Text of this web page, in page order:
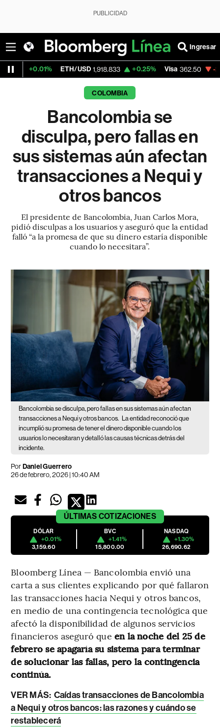
PUBLICIDAD
Ingresar
ETH/USD 1,918.833 +0.25% Visa 362.50 -2.15%
COLOMBIA
Bancolombia se
disculpa, pero fallas en
sus sistemas aún afectan
transacciones a Nequi y
otros bancos
El presidente de Bancolombia, Juan Carlos Mora,
pidió disculpas a los usuarios y aseguró que la entidad
falló “a la promesa de que su dinero estaría disponible
cuando lo necesitara”.
Bancolombia se disculpa, pero fallas en sus sistemas aún afectan
transacciones a Nequi y otros bancos. La entidad reconoció que
incumplió su promesa de tener el dinero disponible cuando los
usuarios lo necesitaran y detalló las causas técnicas detrás del
incidente.
PorDaniel Guerrero
26 de febrero, 2026 | 10:40 AM
ÚLTIMAS COTIZACIONES
DÓLAR
+0.01%
3,159.60
BVC
+1.41%
15,800.00
NASDAQ
+1.30%
26,690.62
Bloomberg Línea — Bancolombia envió una
carta a sus clientes explicando por qué fallaron
las transacciones hacia Nequi y otros bancos,
en medio de una contingencia tecnológica que
afectó la disponibilidad de algunos servicios
financieros aseguró que en la noche del 25 de
febrero se apagaría su sistema para terminar
de solucionar las fallas, pero la contingencia
continúa.
VER MÁS: Caídas transacciones de Bancolombia
a Nequi y otros bancos: las razones y cuándo se
restablecerá